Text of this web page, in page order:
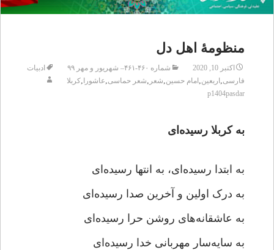
منظومۀ اهل دل
اکتبر 10, 2020 شماره ۴۶۰-۴۶۱– شهریور و مهر ۹۹
ادبیات
فارسی, اربعین, امام حسین,شعر ,شعر حماسی,عاشورا ,کربلا
p1404pasdar
به کربلا رسیده‌ای
به ابتدا رسیده‌ای، به انتها رسیده‌ای
به درک اولین و آخرین صدا رسیده‌ای
به عاشقانه‌های روشن حرا رسیده‌ای
به سایه‌سار مهربانی خدا رسیده‌ای